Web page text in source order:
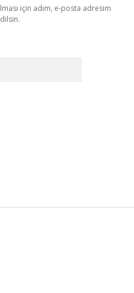
için adım, e-posta adresim